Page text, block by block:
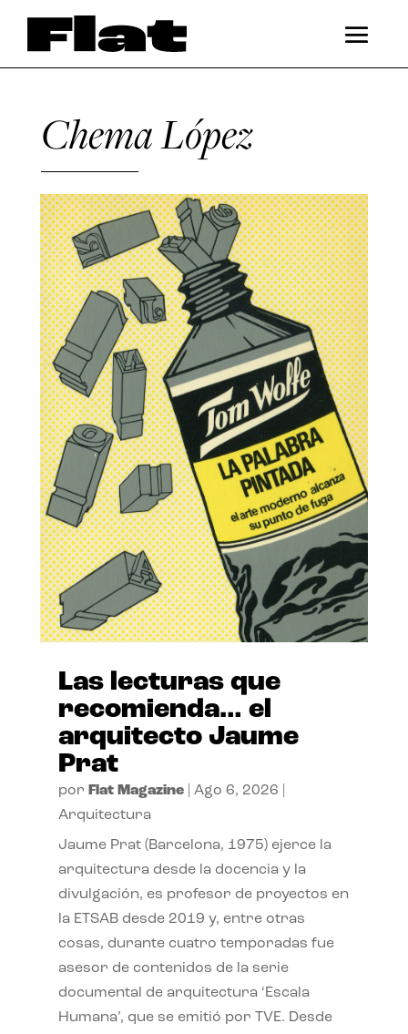
Chema López
Las lecturas que
recomienda… el
arquitecto Jaume
Prat
por Flat Magazine| Ago 6, 2026
Arquitectura
Jaume Prat (Barcelona, 1975) ejerce la
arquitectura desde la docencia y la
divulgación, es profesor de proyectos en
la ETSAB desde 2019 y, entre otras
cosas, durante cuatro temporadas fue
asesor de contenidos de la serie
documental de arquitectura ‘Escala
Humana’, que se emitió por TVE. Desde